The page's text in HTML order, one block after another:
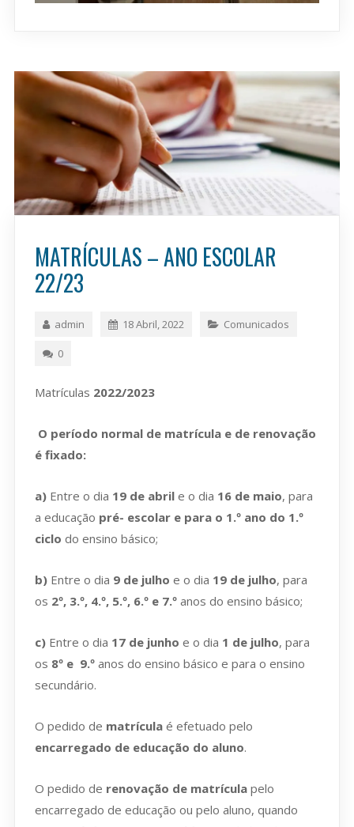
MATRÍCULAS – ANO ESCOLAR
22/23
admin 18 Abril, 2022 Comunicados
0
Matrículas 2022/2023
O período normal de matrícula e de renovação
é fixado:
a)Entre o dia 19 de abrile o dia 16 de maio, para
a educação pré- escolar e para o 1.º ano do 1.º
ciclo do ensino básico;
b)Entre o dia 9 de julho e o dia 19 de julho, para
os 2º, 3.º, 4.º, 5.º, 6.º e 7.ºanos do ensino básico;
c)Entre o dia 17 de junho e o dia 1 de julho, para
os 8º e 9.ºanos do ensino básico e para o ensino
secundário.
O pedido de matrículaé efetuado pelo
encarregado de educação do aluno.
O pedido de renovação de matrículapelo
encarregado de educação ou pelo aluno, quando